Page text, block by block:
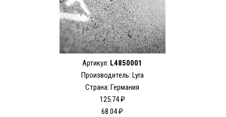
Артикул: L4850001
Производитель: Lyra
Страна: Германия
125.74 ₽
68.04 ₽